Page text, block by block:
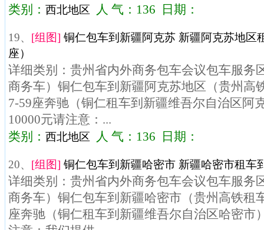
类别： 西北地区 人 气：136 日期：
19、 [组图] 铜仁包车到新疆阿克苏 新疆阿克苏地区
座）
详细类别：贵州省内外商务包车会议包车服务
商务车）铜仁包车到新疆阿克苏地区（贵州高
7-59座奔驰（铜仁租车到新疆维吾尔自治区阿
10000元请注意：...
类别： 西北地区 人 气：136 日期：
20、 [组图] 铜仁包车到新疆哈密市 新疆哈密市租车
详细类别：贵州省内外商务包车会议包车服务
商务车）铜仁包车到新疆哈密市（贵州高铁租
座奔驰（铜仁租车到新疆维吾尔自治区哈密市